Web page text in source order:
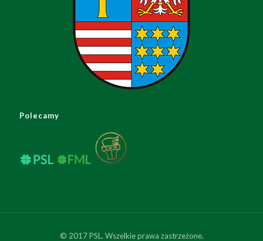
Polecamy
© 2017 PSL. Wszelkie prawa zastrzeżone.